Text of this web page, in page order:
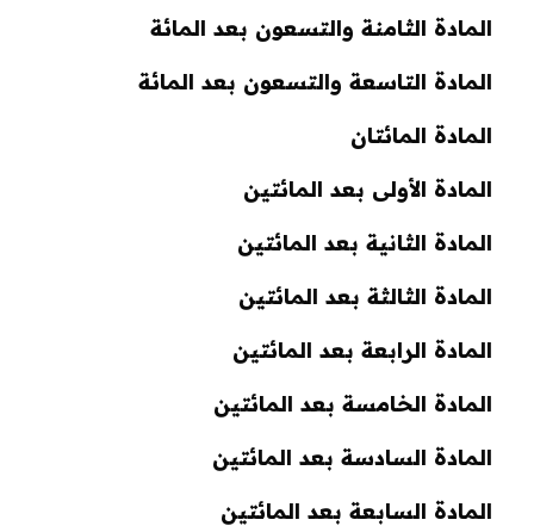
المادة الثامنة والتسعون بعد المائة
المادة التاسعة والتسعون بعد المائة
المادة المائتان
المادة الأولى بعد المائتين
المادة الثانية بعد المائتين
المادة الثالثة بعد المائتين
المادة الرابعة بعد المائتين
المادة الخامسة بعد المائتين
المادة السادسة بعد المائتين
المادة السابعة بعد المائتين